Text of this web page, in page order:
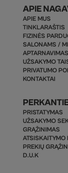
APIE
APIE MUS
TINKLARAŠTIS
FIZINĖS
SALONAMS /
APTARNAVIMAS
UŽSAKYMO
PRIVATUMO
KONTAKTAI
PRISTATYMAS
UŽSAKYMO
GRĄŽINIMAS
ATSISKAITYMO
PREKIŲ
D.U.K